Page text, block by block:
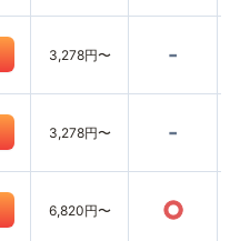
3,278円〜 -
3,278円〜 -
6,820円〜 ○